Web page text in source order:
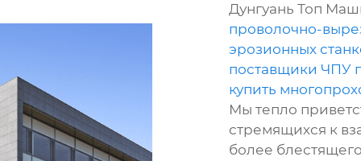
Дунгуань Топ
проволочно-
эрозионных
поставщики ЧПУ
купить
Мы тепло
стремящихся к
более